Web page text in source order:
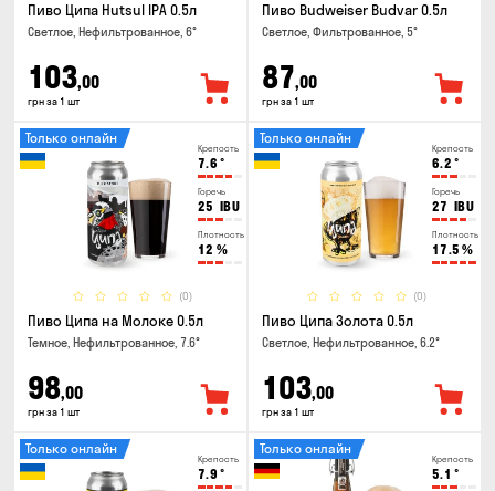
Пиво Ципа Hutsul IPA 0.5л
Светлое, Нефильтрованное, 6°
103,00
грн за 1 шт
Пиво Budweiser Budvar 0.5л
Светлое, Фильтрованное, 5°
87,00
грн за 1 шт
Крепость
7.6 °
Горечь
25 IBU
Плотность
12 %
(0)
Только онлайн
Пиво Ципа на Молоке 0.5л
Темное, Нефильтрованное, 7.6°
98,00
грн за 1 шт
Крепость
6.2 °
Горечь
27 IBU
Плотность
17.5 %
(0)
Только онлайн
Пиво Ципа Золота 0.5л
Светлое, Нефильтрованное, 6.2°
103,00
грн за 1 шт
Крепость
7.9 °
Только онлайн
Крепость
5.1 °
Только онлайн